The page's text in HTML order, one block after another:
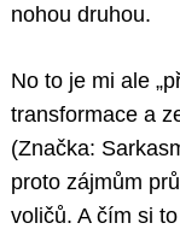
nohou druhou.
No to je mi ale
transformace a
(Značka:
proto zájmům
voličů. A čím si